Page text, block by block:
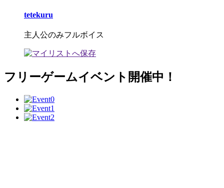
tetekuru
主人公のみフルボイス
フリーゲームイベント開催中！